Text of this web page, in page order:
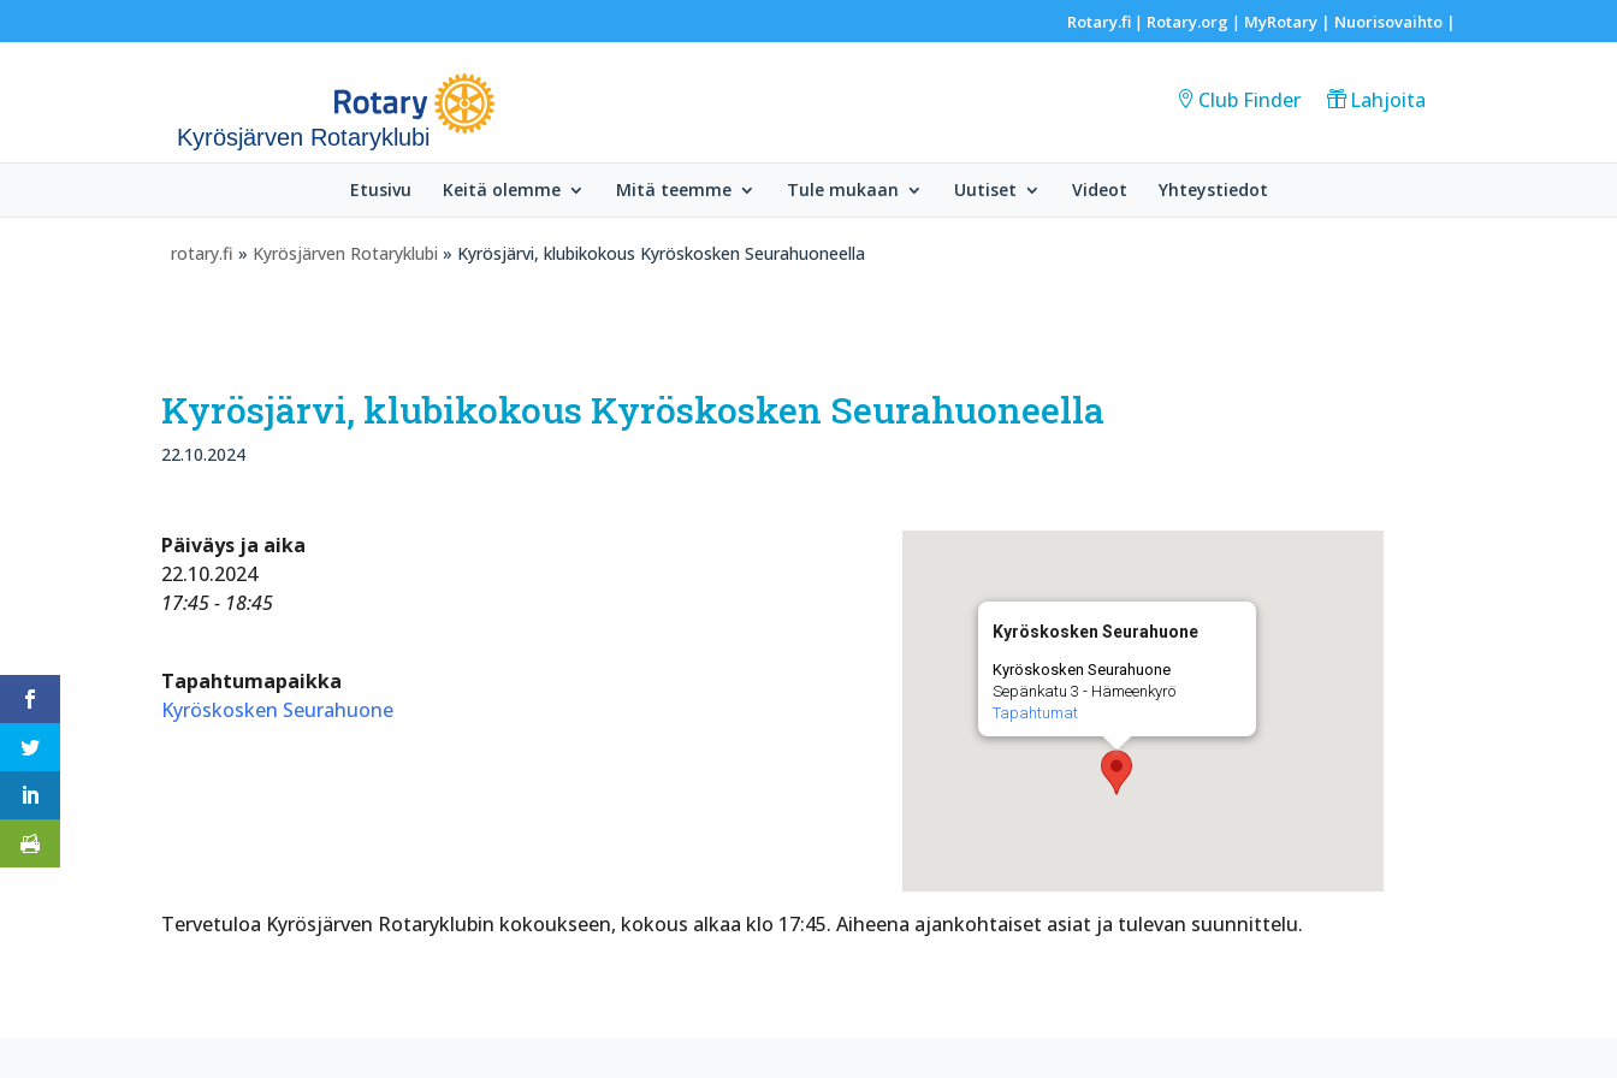
Rotary.fi| Rotary.org | MyRotary | Nuorisovaihto|
Kyrösjärven Rotaryklubi
Club Finder Lahjoita
Etusivu Keitä olemme Mitä teemme Tule mukaan Uutiset Videot Yhteystiedot
rotary.fi » Kyrösjärven Rotaryklubi » Kyrösjärvi, klubikokous Kyröskosken Seurahuoneella
Kyrösjärvi, klubikokous Kyröskosken Seurahuoneella
22.10.2024
Kyröskosken Seurahuone
Kyröskosken Seurahuone
Sepänkatu 3 - Hämeenkyrö
Tapahtumat
Päiväys ja aika
22.10.2024
17:45 - 18:45
Tapahtumapaikka
Kyröskosken Seurahuone
Tervetuloa Kyrösjärven Rotaryklubin kokoukseen, kokous alkaa klo 17:45. Aiheena ajankohtaiset asiat ja tulevan suunnittelu.